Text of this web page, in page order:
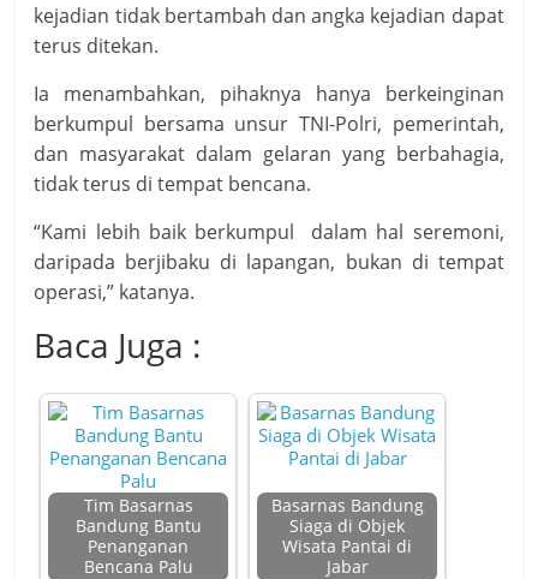
kejadian tidak bertambah dan angka kejadian dapat
terus ditekan.
Ia menambahkan, pihaknya hanya berkeinginan
berkumpul bersama unsur TNI-Polri, pemerintah,
dan masyarakat dalam gelaran yang berbahagia,
tidak terus di tempat bencana.
“Kami lebih baik berkumpul dalam hal seremoni,
daripada berjibaku di lapangan, bukan di tempat
operasi,” katanya.
Baca Juga :
Tim Basarnas
Bandung Bantu
Penanganan
Bencana Palu
Basarnas Bandung
Siaga di Objek
Wisata Pantai di
Jabar